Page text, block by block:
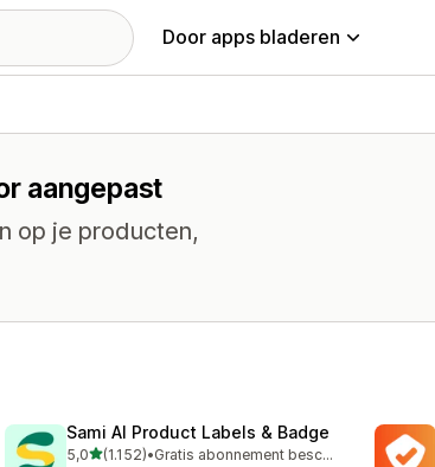
Door apps bladeren
aangepast
op je producten,
Sami AI Product Labels & Badge
5,0van 5 sterren
(1.152)
1152 recensies in totaal
•
Gratis abonnement beschikbaar